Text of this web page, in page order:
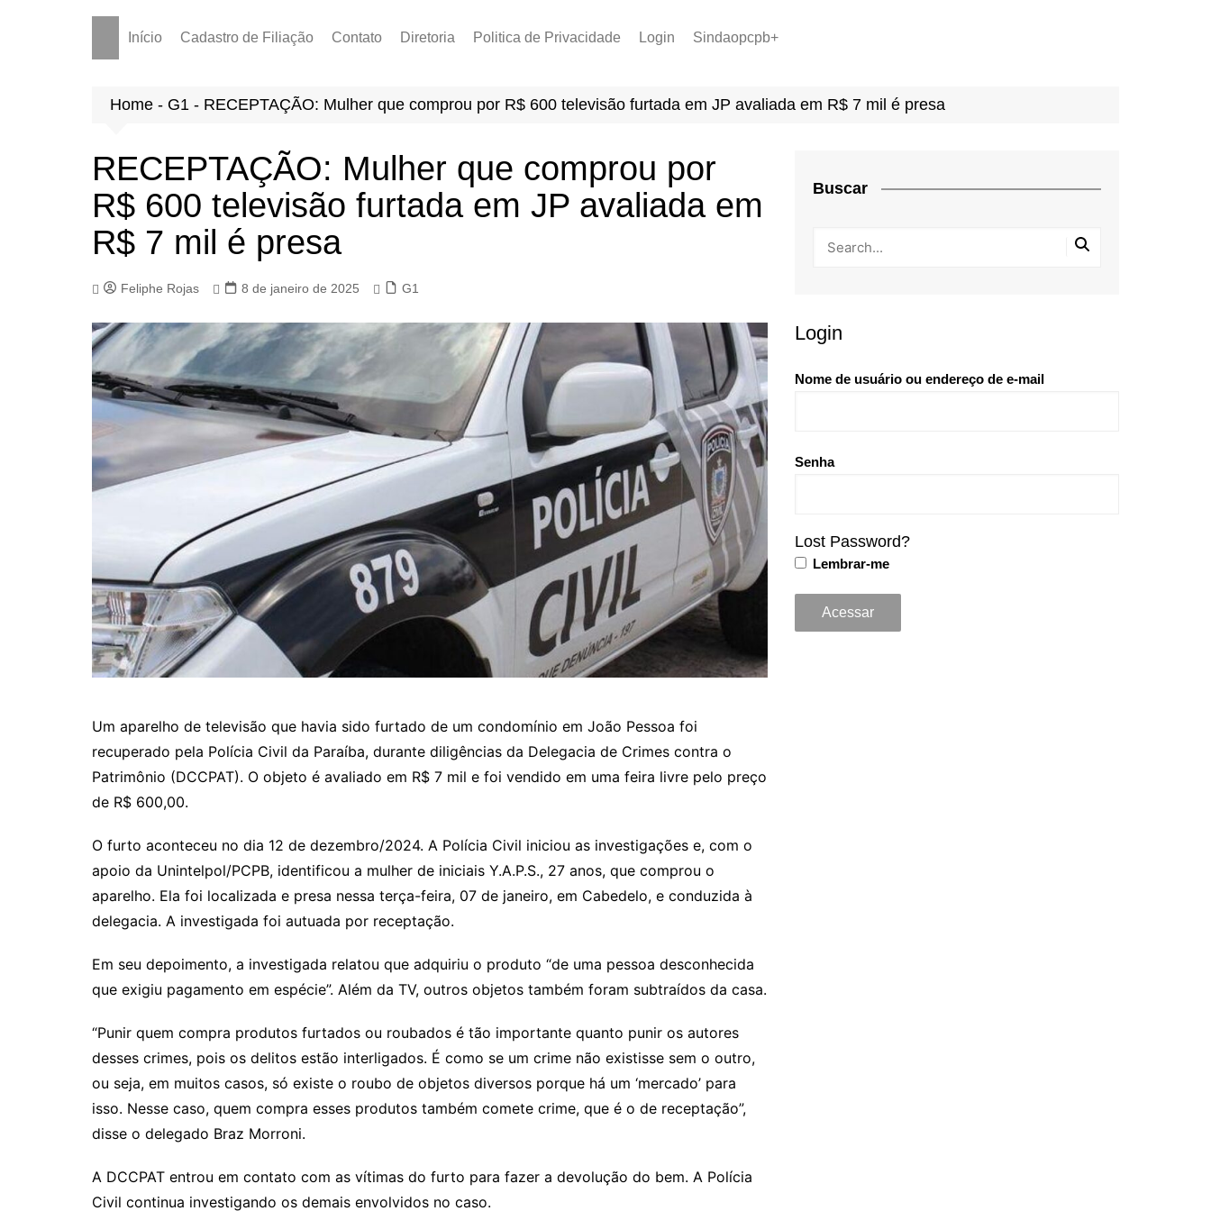
Início Cadastro de Filiação Contato Diretoria
PCCR 2022
Tabela de Venc. 2025
Politica de Privacidade Login Sindaopcpb+
Home - G1 - RECEPTAÇÃO: Mulher que comprou por R$ 600 televisão furtada em JP avaliada em R$ 7 mil é presa
RECEPTAÇÃO: Mulher que comprou por
R$ 600 televisão furtada em JP avaliada em
R$ 7 mil é presa
Feliphe Rojas 8 de janeiro de 2025 G1
Um aparelho de televisão que havia sido furtado de um condomínio em João Pessoa foi
recuperado pela Polícia Civil da Paraíba, durante diligências da Delegacia de Crimes contra o
Patrimônio (DCCPAT). O objeto é avaliado em R$ 7 mil e foi vendido em uma feira livre pelo preço
de R$ 600,00.
O furto aconteceu no dia 12 de dezembro/2024. A Polícia Civil iniciou as investigações e, com o
apoio da Unintelpol/PCPB, identificou a mulher de iniciais Y.A.P.S., 27 anos, que comprou o
aparelho. Ela foi localizada e presa nessa terça-feira, 07 de janeiro, em Cabedelo, e conduzida à
delegacia. A investigada foi autuada por receptação.
Em seu depoimento, a investigada relatou que adquiriu o produto “de uma pessoa desconhecida
que exigiu pagamento em espécie”. Além da TV, outros objetos também foram subtraídos da casa.
“Punir quem compra produtos furtados ou roubados é tão importante quanto punir os autores
desses crimes, pois os delitos estão interligados. É como se um crime não existisse sem o outro,
ou seja, em muitos casos, só existe o roubo de objetos diversos porque há um ‘mercado’ para
isso. Nesse caso, quem compra esses produtos também comete crime, que é o de receptação”,
disse o delegado Braz Morroni.
A DCCPAT entrou em contato com as vítimas do furto para fazer a devolução do bem. A Polícia
Civil continua investigando os demais envolvidos no caso.
Buscar
Login
Nome de usuário ou endereço de e-mail
Senha
Lost Password?
Lembrar-me